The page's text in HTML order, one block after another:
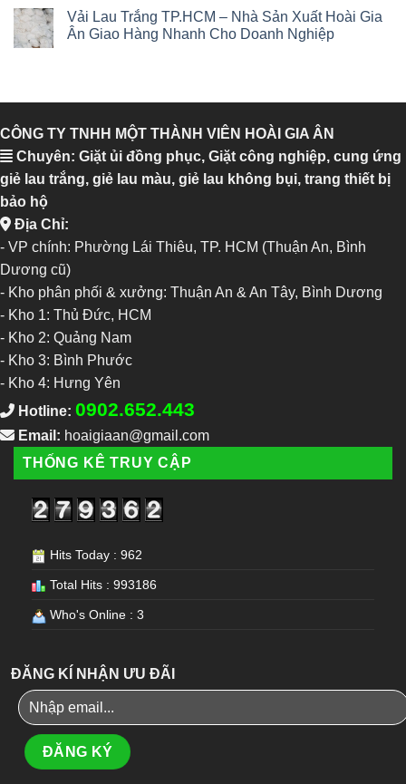
Vải Lau Trắng TP.HCM – Nhà Sản Xuất Hoài Gia
Ân Giao Hàng Nhanh Cho Doanh Nghiệp
CÔNG TY TNHH MỘT THÀNH VIÊN HOÀI GIA ÂN
Chuyên: Giặt ủi đồng phục, Giặt công nghiệp, cung ứng
giẻ lau trắng, giẻ lau màu, giẻ lau không bụi, trang thiết bị
bảo hộ
Địa Chỉ:
- VP chính: Phường Lái Thiêu, TP. HCM (Thuận An, Bình
Dương cũ)
- Kho phân phối & xưởng: Thuận An & An Tây, Bình Dương
- Kho 1: Thủ Đức, HCM
- Kho 2: Quảng Nam
- Kho 3: Bình Phước
- Kho 4: Hưng Yên
Hotline: 0902.652.443
Email: hoaigiaan@gmail.com
THỐNG KÊ TRUY CẬP
Hits Today : 962
Total Hits : 993186
Who's Online : 3
ĐĂNG KÍ NHẬN ƯU ĐÃI